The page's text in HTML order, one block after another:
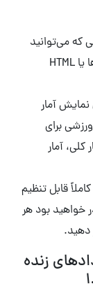
که می‌توانید
محتوای متنی، تصاویر، ویدیوها، توییت‌ها یا HTML
آمار
برای
کلی، آمار
قابل تنظیم
قادر خواهید بود هر
دهید.
زنده